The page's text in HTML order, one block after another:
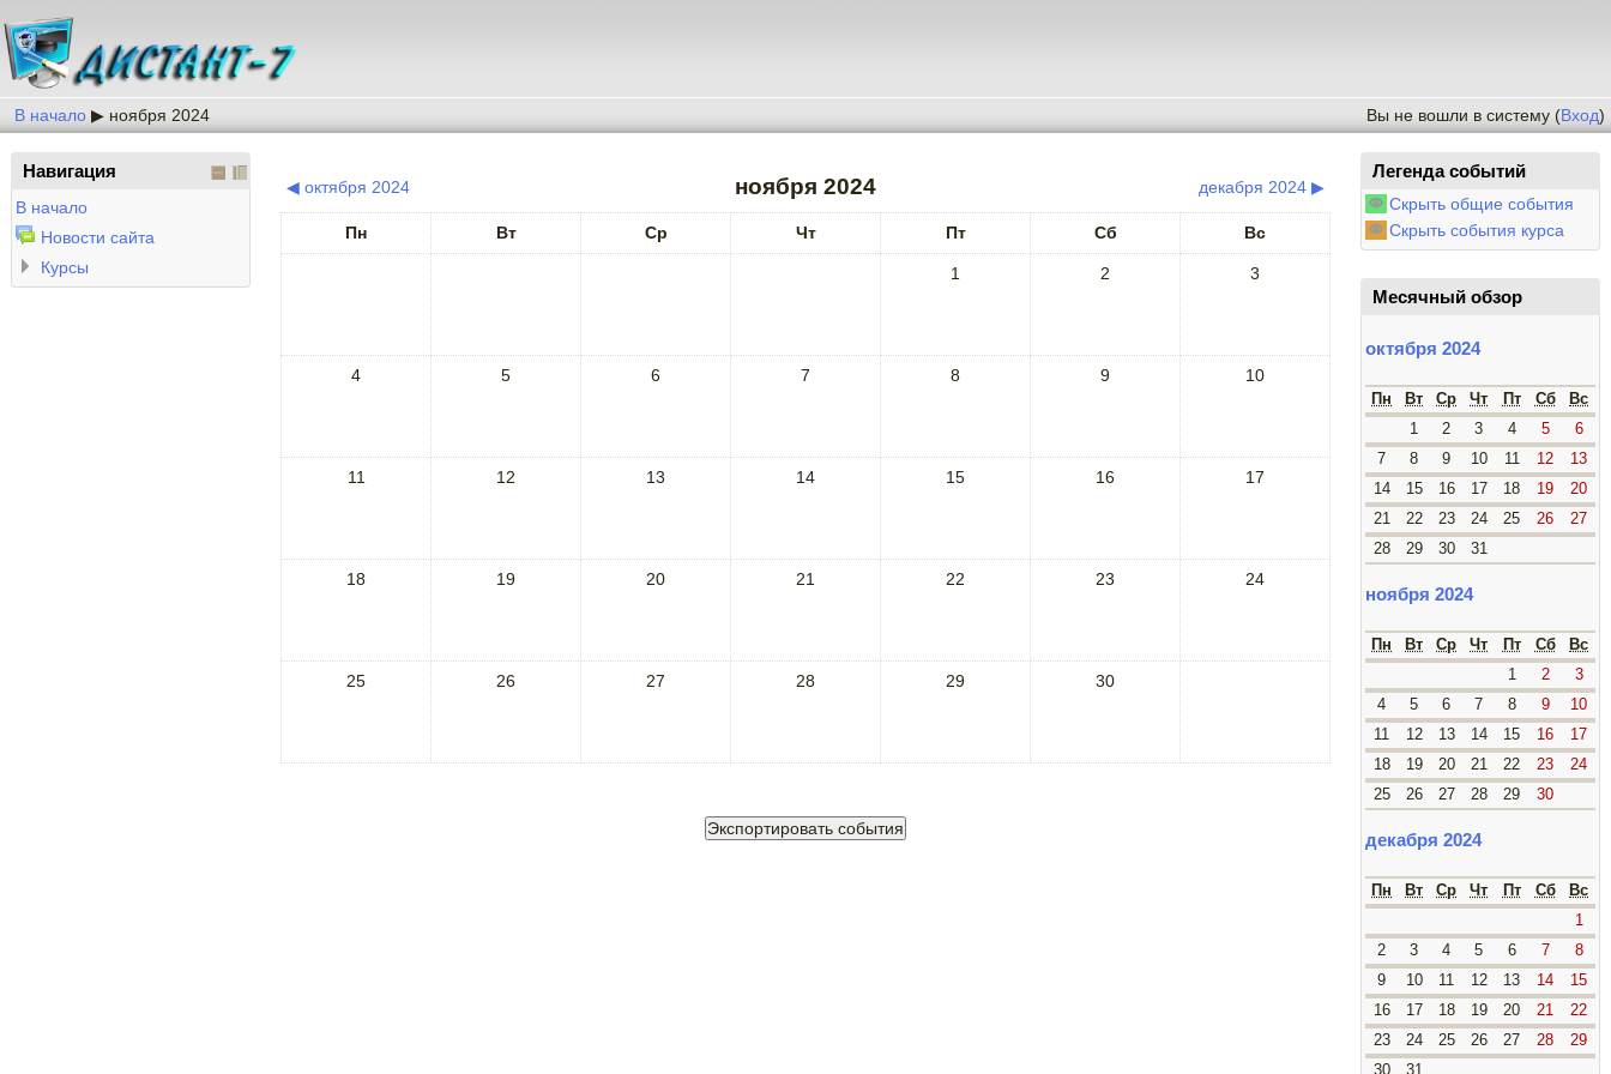
В начало ▶ ноября 2024 Вы не вошли в систему (Вход)
◀ октября 2024 ноября 2024 декабря 2024 ▶
Пн Вт Ср Чт Пт Сб Вс
1 2 3
4 5 6 7 8 9 10
11 12 13 14 15 16 17
18 19 20 21 22 23 24
25 26 27 28 29 30
Навигация
В начало
Новости сайта
Курсы
Легенда событий
Скрыть общие события
Скрыть события курса
Месячный обзор
октября 2024
Пн Вт Ср Чт Пт Сб
Вс
1
2 3 4 5
6
7
8 9 10 11 12
13
14
15 16 17 18 19
20
21
22 23 24 25 26
27
28
29 30 31
ноября 2024
Пн Вт Ср Чт Пт Сб
Вс
1
2
3
4
5 6 7 8 9
10
11
12 13 14 15 16
17
18
19 20 21 22 23
24
25
26 27 28 29 30
декабря 2024
Пн Вт Ср Чт Пт Сб
Вс
1
2
3 4 5 6 7
8
9
10 11 12 13 14
15
16
17 18 19 20 21
22
23
24 25 26 27 28
29
30
31